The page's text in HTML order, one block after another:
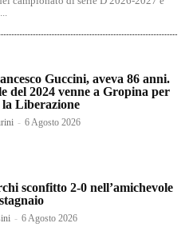
Guccini, aveva 86 anni.
del 2024 venne a Gropina per
la Liberazione
- 6 Agosto 2026
sconfitto 2-0 nell’amichevole
- 6 Agosto 2026